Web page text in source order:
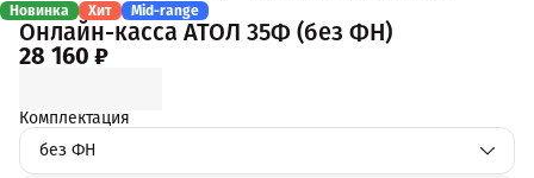
Новинка Хит Mid-range
Онлайн-касса АТОЛ 35Ф (без ФН)
28 160 ₽
Комплектация
без ФН